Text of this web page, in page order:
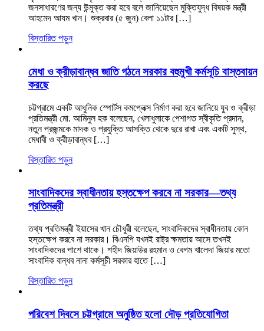
জনসাধারণের জন্য উন্মুক্ত করা হবে বলে জানিয়েছেন মুক্তিযুদ্ধ বিষয়ক মন্ত্রী
আহমেদ আযম খান। শুক্রবার (৫ জুন) বেলা ১১টার […]
বিস্তারিত পড়ুন
মেধা ও ক্রীড়াবান্ধব জাতি গঠনে সরকার বহুমুখী কর্মসূচি বাস্তবায়ন
করছে
চট্টগ্রামে একটি আধুনিক স্পোর্টস কমপ্লেক্স নির্মাণ করা হবে জানিয়ে যুব ও ক্রীড়া
প্রতিমন্ত্রী মো. আমিনুল হক বলেছেন, খেলাধুলাকে পেশাগত স্বীকৃতি প্রদান,
নতুন প্রজন্মকে মাদক ও প্রযুক্তি আসক্তি থেকে দুরে রাখা এবং একটি সুস্থ,
মেধাবী ও ক্রীড়াবান্ধব […]
বিস্তারিত পড়ুন
সাংবাদিকদের স্বাধীনতায় হস্তক্ষেপ করবে না সরকার—তথ্য
প্রতিমন্ত্রী
তথ্য প্রতিমন্ত্রী ইয়াসের খান চৌধুরী বলেছেন, সাংবাদিকদের স্বাধীনতায় কোন
হস্তক্ষেপ করবে না সরকার। বিএনপি যখনই রাষ্ট্র ক্ষমতায় আসে তখনই
সাংবাদিকদের পাশে থাকে। শহীদ জিয়াউর রহমান ও বেগম খালেদা জিয়ার মতো
সাংবাদিক বান্ধব নানা কর্মসূচী সরকার হাতে […]
বিস্তারিত পড়ুন
পরিবেশ দিবসে চট্টগ্রামে অনুষ্ঠিত হলো দৌড় প্রতিযোগিতা